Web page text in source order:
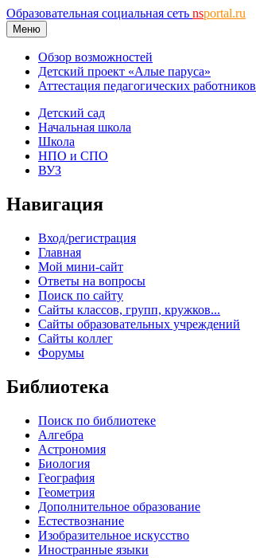
Образовательная социальная сеть nsportal.ru
Меню
Обзор возможностей
Детский проект «Алые паруса»
Аттестация педагогических работников
Детский сад
Начальная школа
Школа
НПО и СПО
ВУЗ
Навигация
Вход/регистрация
Главная
Мой мини-сайт
Ответы на вопросы
Поиск по сайту
Сайты классов, групп, кружков...
Сайты образовательных учреждений
Сайты коллег
Форумы
Библиотека
Поиск по библиотеке
Алгебра
Астрономия
Биология
География
Геометрия
Дополнительное образование
Естествознание
Изобразительное искусство
Иностранные языки